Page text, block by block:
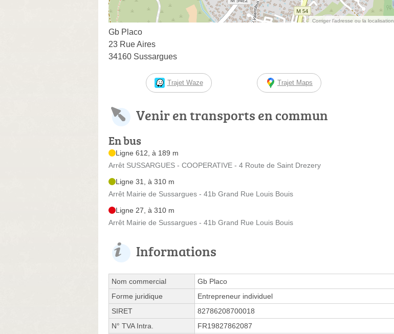
Corriger l’adresse ou la localisation
Gb Placo
23 Rue Aires
34160 Sussargues
Trajet Waze Trajet Maps
Venir en transports en commun
En bus
Ligne 612, à 189 m
Arrêt SUSSARGUES - COOPERATIVE - 4 Route de Saint Drezery
Ligne 31, à 310 m
Arrêt Mairie de Sussargues - 41b Grand Rue Louis Bouis
Ligne 27, à 310 m
Arrêt Mairie de Sussargues - 41b Grand Rue Louis Bouis
Informations
Nom commercial
Gb Placo
Forme juridique
Entrepreneur individuel
SIRET
82786208700018
N° TVA Intra.
FR19827862087